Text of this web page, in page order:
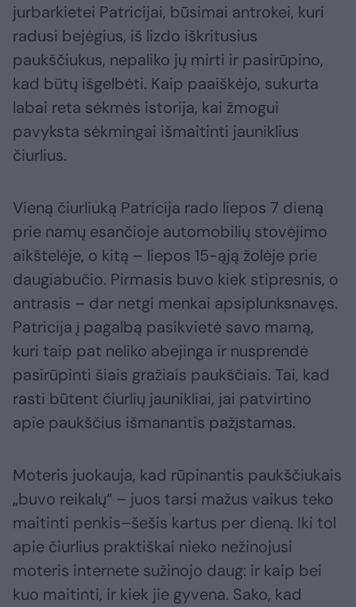
jurbarkietei Patricijai, būsimai antrokei, kuri
radusi bejėgius, iš lizdo iškritusius
paukščiukus, nepaliko jų mirti ir pasirūpino,
kad būtų išgelbėti. Kaip paaiškėjo, sukurta
labai reta sėkmės istorija, kai žmogui
pavyksta sėkmingai išmaitinti jauniklius
čiurlius.
Vieną čiurliuką Patricija rado liepos 7 dieną
prie namų esančioje automobilių stovėjimo
aikštelėje, o kitą – liepos 15-ąją žolėje prie
daugiabučio. Pirmasis buvo kiek stipresnis, o
antrasis – dar netgi menkai apsiplunksnavęs.
Patricija į pagalbą pasikvietė savo mamą,
kuri taip pat neliko abejinga ir nusprendė
pasirūpinti šiais gražiais paukščiais. Tai, kad
rasti būtent čiurlių jaunikliai, jai patvirtino
apie paukščius išmanantis pažįstamas.
Moteris juokauja, kad rūpinantis paukščiukais
„buvo reikalų“ – juos tarsi mažus vaikus teko
maitinti penkis–šešis kartus per dieną. Iki tol
apie čiurlius praktiškai nieko nežinojusi
moteris internete sužinojo daug: ir kaip bei
kuo maitinti, ir kiek jie gyvena. Sako, kad